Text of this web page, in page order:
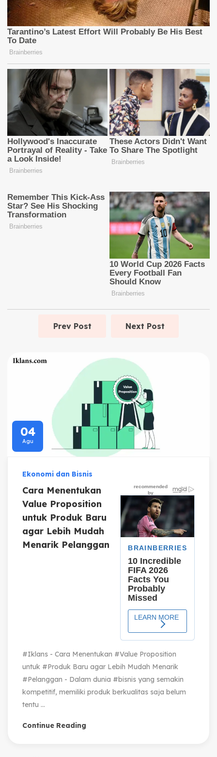
Prev Post Next Post
04
Agu
Ekonomi dan Bisnis
Cara Menentukan
Value Proposition
untuk Produk Baru
agar Lebih Mudah
Menarik Pelanggan
#Iklans - Cara Menentukan #Value Proposition
untuk #Produk Baru agar Lebih Mudah Menarik
#Pelanggan - Dalam dunia #bisnis yang semakin
kompetitif, memiliki produk berkualitas saja belum
tentu ...
Continue Reading